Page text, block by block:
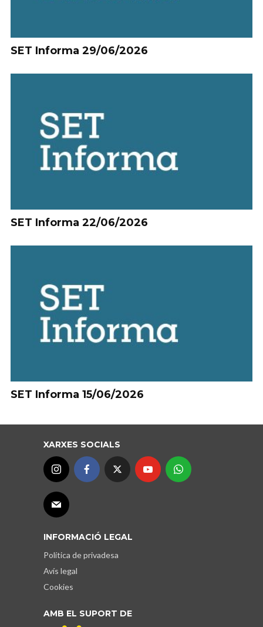
SET Informa 29/06/2026
SET Informa 22/06/2026
SET Informa 15/06/2026
XARXES SOCIALS
INFORMACIÓ LEGAL
Política de privadesa
Avís legal
Cookies
AMB EL SUPORT DE